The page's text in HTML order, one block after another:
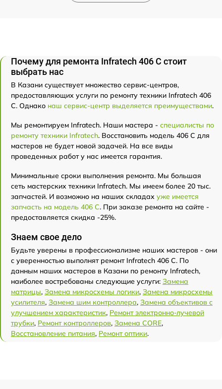
Почему для ремонта Infratech 406 С стоит
выбрать нас
В Казани существует множество сервис-центров,
предоставляющих услуги по ремонту техники Infratech 406
С. Однако наш сервис-центр выделяется преимуществами.
Мы ремонтируем Infratech. Наши мастера - специалисты по
ремонту техники Infratech. Восстановить модель 406 С для
мастеров не будет новой задачей. На все виды
проведенных работ у нас имеется гарантия.
Минимальные сроки выполнения ремонта. Мы большая
сеть мастерских техники Infratech. Мы имеем более 20 тыс.
запчастей. И возможно на наших складах уже имеется
запчасть на модель 406 С. При заказе ремонта на сайте -
предоставляется скидка -25%.
Знаем свое дело
Будьте уверены в профессионализме наших мастеров - они
с уверенностью выполнят ремонт Infratech 406 С. По
данным наших мастеров в Казани по ремонту Infratech,
наиболее востребованы следующие услуги: Замена
матрицы, Замена микросхемы логики, Замена микросхемы
усилителя, Замена шим контроллера, Замена объективов с
улучшением характеристик, Ремонт электронно-лучевой
трубки, Ремонт контроллеров, Замена CORE,
Восстановление питания, Ремонт оптики.